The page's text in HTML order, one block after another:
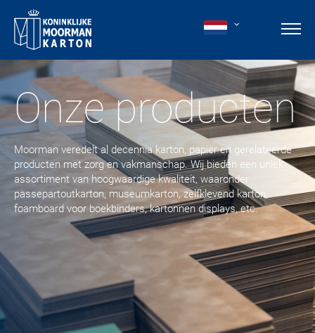
Onze producten
Moorman veredelt al decennia karton, papier en gerelateerde
producten met zorg en vakmanschap. Wij bieden een uniek
assortiment van hoogwaardige kwaliteit, waaronder
passepartoutkarton, museumkarton, zelfklevend karton,
foamboard voor boekbinders, kartonnen displays, etc.